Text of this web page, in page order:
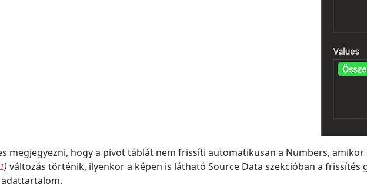
megjegyezni, hogy a pivot táblát nem frissíti automatikusan a Numbers,
) változás történik, ilyenkor a képen is látható Source Data szekcióban a frissítés